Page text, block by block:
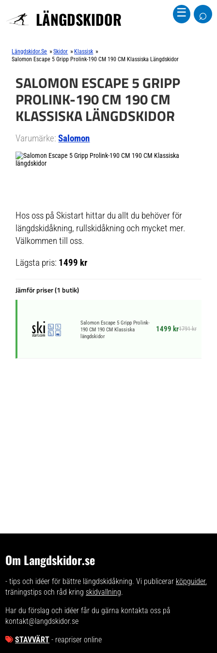
LÄNGDSKIDOR ☰ ⌕
Längdskidor.se »Skidor » Klassisk »
Salomon Escape 5 Gripp Prolink-190 CM 190 CM Klassiska Längdskidor
SALOMON ESCAPE 5 GRIPP
PROLINK-190 CM 190 CM
KLASSISKA LÄNGDSKIDOR
Varumärke:Salomon
Hos oss på Skistart hittar du allt du behöver för
längdskidåkning, rullskidåkning och mycket mer.
Välkommen till oss.
Lägsta pris: 1499 kr
Jämför priser (1 butik)
Salomon Escape 5 Gripp Prolink-
190 CM 190 CM Klassiska
längdskidor
1499 kr1791 kr
Om Langdskidor.se
- tips och idéer för bättre längdskidåkning. Vi publicerar köpguider,
träningstips och råd kring skidvallning.
Har du förslag och idéer får du gärna kontakta oss på
kontakt@langdskidor.se
STAVVÄRT - reapriser online